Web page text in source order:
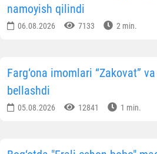
namoyish qilindi
06.08.2026 7133 2 min.
Farg‘ona imomlari “Zakovat”
bellashdi
05.08.2026 12841 1 min.